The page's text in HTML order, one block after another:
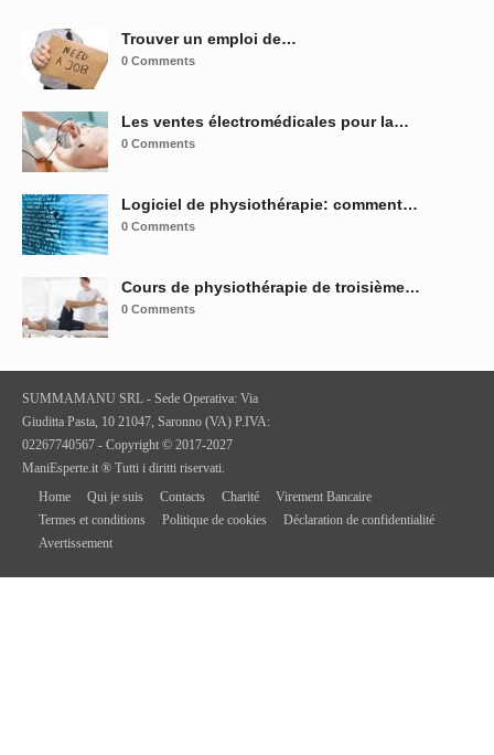
Trouver un emploi de…
0 Comments
Les ventes électromédicales pour la…
0 Comments
Logiciel de physiothérapie: comment…
0 Comments
Cours de physiothérapie de troisième…
0 Comments
SUMMAMANU SRL - Sede Operativa: Via
Giuditta Pasta, 10 21047, Saronno (VA) P.IVA:
02267740567 - Copyright © 2017-2027
ManiEsperte.it ® Tutti i diritti riservati.
Home
Qui je suis Contacts Charité
Virement Bancaire
Termes et conditions
Politique de cookies
Déclaration de confidentialité
Avertissement